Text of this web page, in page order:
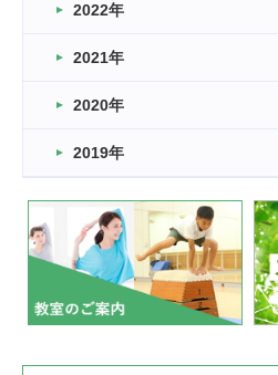
2026.03.11
緑ケ丘体育館
2022.11.03
緑ケ丘体育館
いたっぼーる大会☆彡
緑ケ丘体育館
2022.07.03
市内総合体育大会が開始
緑ケ丘体育館 猪名川運動広場
2022年
2021年
2020年
2019年